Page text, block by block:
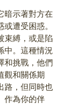
暗示著對方在
遭受困惑。
束縛，或是陷
中。這種情況
和挑戰，他們
觀和關係期
路，但同時也
作為你的伴